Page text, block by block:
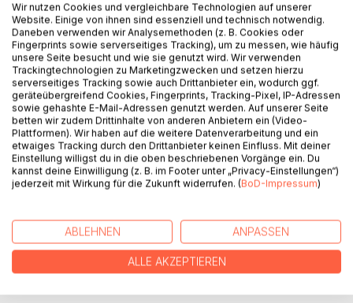
Häufig suchen Eltern bei jedem ersten Krankheitszeichen
ihres Kindes sofort einen Arzt auf. Dabei wäre es meist
gesünder und stressfreier, das Kind erst einmal zu
beobachten und mit Ruhe abzuwarten. Angst um das
kranke Kind führt eher zu Unruhe, Planlosigkeit,
Überbehandlung und -diagnostik. Zeit, Liebe und
Zuwendung kommen dann oft zu kurz, wären für das Kind
jedoch viel wichtiger. Der Autor zeigt auf, welche
Erkrankungen harmlos sind, aber auch, welche
Erkrankungen einer sofortigen und konsequenten
Behandlung bedürfen. Er erklärt verständlich warum ein
Zuviel an Therapie schadet und was stattdessen hilft. Mit
Genesung zurück und stärkt sie als Beschützer ihres
Kindes.
Wir nutzen Cookies und vergleichbare Technologien auf unserer
Website. Einige von ihnen sind essenziell und technisch notwendig.
Daneben verwenden wir Analysemethoden (z. B. Cookies oder
Fingerprints sowie serverseitiges Tracking), um zu messen, wie häufig
unsere Seite besucht und wie sie genutzt wird. Wir verwenden
Trackingtechnologien zu Marketingzwecken und setzen hierzu
serverseitiges Tracking sowie auch Drittanbieter ein, wodurch ggf.
geräteübergreifend Cookies, Fingerprints, Tracking-Pixel, IP-Adressen
sowie gehashte E-Mail-Adressen genutzt werden. Auf unserer Seite
betten wir zudem Drittinhalte von anderen Anbietern ein (Video-
Plattformen). Wir haben auf die weitere Datenverarbeitung und ein
etwaiges Tracking durch den Drittanbieter keinen Einfluss. Mit deiner
Einstellung willigst du in die oben beschriebenen Vorgänge ein. Du
kannst deine Einwilligung (z. B. im Footer unter „Privacy-Einstellungen“)
jederzeit mit Wirkung für die Zukunft widerrufen. (BoD-Impressum)
ABLEHNEN ANPASSEN
ALLE AKZEPTIEREN